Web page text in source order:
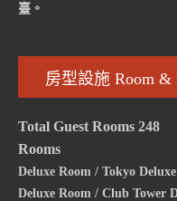
臺。
房型設施 Room &
Total Guest Rooms 248
Rooms
Deluxe Room / Tokyo
Deluxe Room / Club Tower